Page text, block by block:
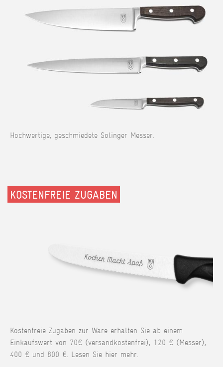
Hochwertige, geschmiedete Solinger Messer.
KOSTENFREIE ZUGABEN
Kostenfreie Zugaben zur Ware erhalten Sie ab einem
Einkaufswert von 70€ (versandkostenfrei), 120 € (Messer),
400 € und 800 €. Lesen Sie hier mehr.